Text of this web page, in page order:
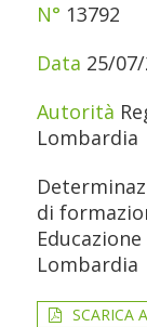
13792
25/
Lombardia
di
Lombardia
SCARICA